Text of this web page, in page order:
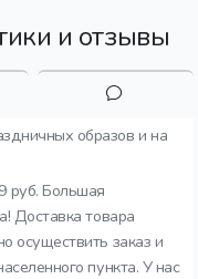
и отзывы
образов и на
руб. Большая
Доставка товара
осуществить заказ и
пункта. У нас